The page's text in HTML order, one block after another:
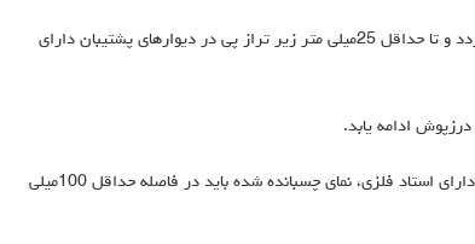
عمودي با ارتفاع میلی 90میلی متر نصب گردد و تا حداقل 25میلی متر زیر تراز پی در دیوارهای پشتیبان داراي
ادامه یابد.
10-ب: فواصل مجاز در دیوارهاي پشتیبان داراي استاد فلزي، نماي چسبانده شده باید در فاصله حداقل 100میلی